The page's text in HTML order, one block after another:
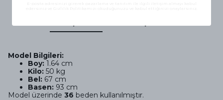
Model Bilgileri:
Boy: 1.64 cm
Kilo: 50 kg
Bel: 67 cm
Basen: 93 cm
Model üzerinde 36 beden kullanılmıştır.
E-posta adresinizi girerek pazarlama ve tanıtım ile ilgili iletişim almayı kabul
edersiniz ve Gizlilik Politikamızı okuduğunuzu ve kabul ettiğinizi onaylarsınız.